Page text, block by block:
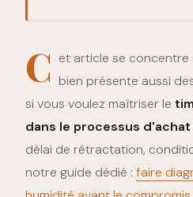
C et article se concentre
bien présente aussi
si vous voulez maîtriser le
dans le processus d'achat
délai de rétractation,
notre guide dédié : faire